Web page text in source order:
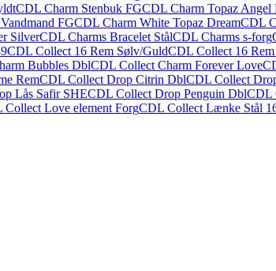
CDL Charm Stenbuk FGCDL Charm Topaz Angel
FGCDL Charm White Topaz DreamCDL
SilverCDL Charms Bracelet StålCDL Charms s-forg
CDL Collect 16 Rem Sølv/GuldCDL Collect 16
Bubbles DblCDL Collect Charm Forever Love
RemCDL Collect Drop Citrin DblCDL Collect
Lås Safir SHECDL Collect Drop Penguin DblCDL
Collect Love element ForgCDL Collect Lænke Stål